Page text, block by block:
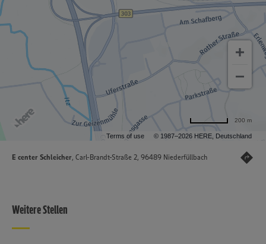
Terms of use © 1987–2026 HERE, Deutschland
200 m
E center Schleicher, Carl-Brandt-Straße 2, 96489 Niederfüllbach
Weitere Stellen